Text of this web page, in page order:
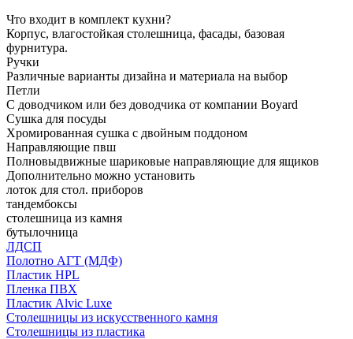
Что входит в комплект кухни?
Корпус, влагостойкая столешница, фасады, базовая
фурнитура.
Ручки
Различные варианты дизайна и материала на выбор
Петли
С доводчиком или без доводчика от компании Boyard
Сушка для посуды
Хромированная сушка с двойным поддоном
Направляющие пвш
Полновыдвижные шариковые направляющие для ящиков
Дополнительно можно установить
лоток для стол. приборов
тандембоксы
столешница из камня
бутылочница
ЛДСП
Полотно АГТ (МДФ)
Пластик HPL
Пленка ПВХ
Пластик Alvic Luxe
Столешницы из искусственного камня
Столешницы из пластика